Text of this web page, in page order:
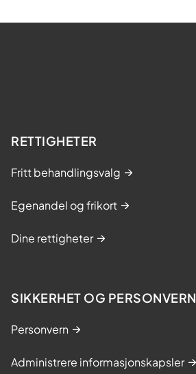
RETTIGHETER
Fritt behandlingsvalg
Egenandel og frikort
Dine rettigheter
SIKKERHET OG PERSONVERN
Personvern
Administrere informasjonskapsler